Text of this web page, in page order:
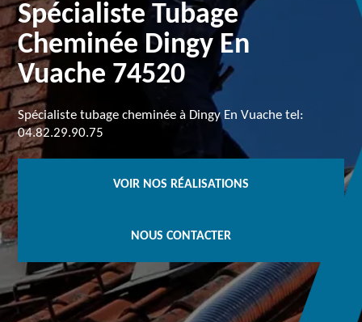
Spécialiste Tubage
Cheminée Dingy En
Vuache 74520
Spécialiste tubage cheminée à Dingy En Vuache tel:
04.82.29.90.75
VOIR NOS RÉALISATIONS
NOUS CONTACTER